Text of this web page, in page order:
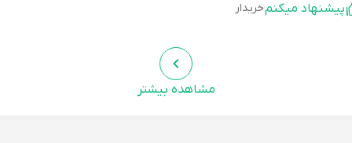
پیشنهاد میکنمخریدار
مشاهده بیشتر